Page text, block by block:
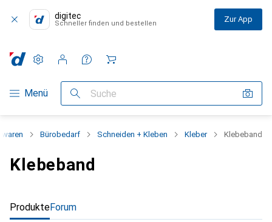
digitec
Schneller finden und bestellen Zur App
Navigation nach Kategorien
Menü Suche
Einstellungen
Kundenkonto
Vergleichslisten
Merklisten
Warenkorb
Bürobedarf Schneiden + Kleben Kleber Klebeband
Klebeband
ProdukteForum